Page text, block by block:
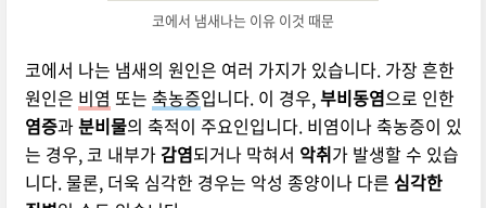
코에서 냄새나는 이유 이것 때문
코에서 나는 냄새의 원인은 여러 가지가 있습니다. 가장 흔한
원인은 비염 또는 축농증입니다. 이 경우,부비동염으로 인한
염증과분비물의 축적이 주요인입니다. 비염이나 축농증이 있
는 경우, 코 내부가 감염되거나 막혀서 악취가 발생할 수 있습
니다. 물론, 더욱 심각한 경우는 악성 종양이나 다른 심각한